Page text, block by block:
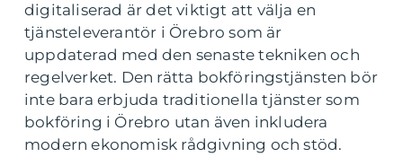
digitaliserad är det viktigt att välja en
tjänsteleverantör i Örebro som är
uppdaterad med den senaste tekniken och
regelverket. Den rätta bokföringstjänsten bör
inte bara erbjuda traditionella tjänster som
bokföring i Örebro utan även inkludera
modern ekonomisk rådgivning och stöd.